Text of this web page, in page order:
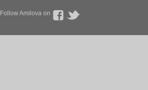
Follow Amilova on